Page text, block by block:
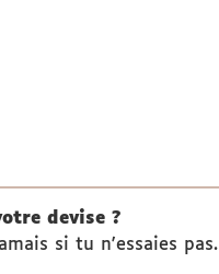
devise ?
si tu n'essaies pas.